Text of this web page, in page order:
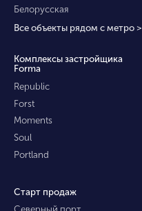
Белорусская
Все объекты рядом с метро >
Комплексы застройщика
Forma
Republic
Forst
Moments
Soul
Portland
Старт продаж